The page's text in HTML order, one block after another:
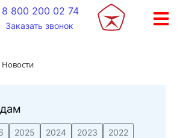
8 800 200 02 74
Заказать звонок
Новости
2025 2024 2023
2022